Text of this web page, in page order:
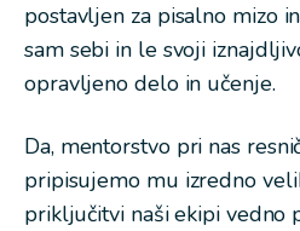
postavljen za pisalno mizo
sam sebi in le svoji
opravljeno delo in učenje.
Da, mentorstvo pri nas
pripisujemo mu izredno
priključitvi naši ekipi vedno